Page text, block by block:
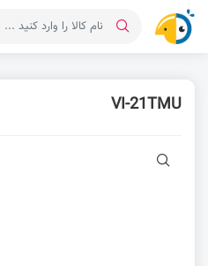
VI-21TMU